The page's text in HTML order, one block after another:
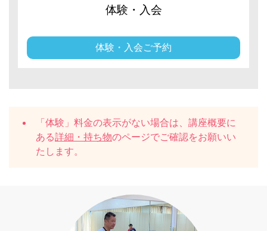
体験・入会
体験・入会ご予約
「体験」料金の表示がない場合は、講座概要に
ある詳細・持ち物のページでご確認をお願いい
たします。